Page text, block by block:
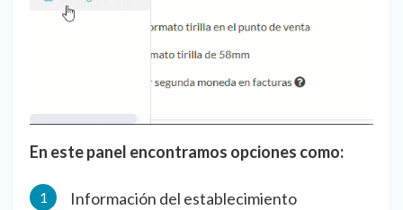
En este panel encontramos opciones como:
Información del establecimiento